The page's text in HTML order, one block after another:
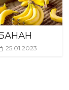
25.01.2023